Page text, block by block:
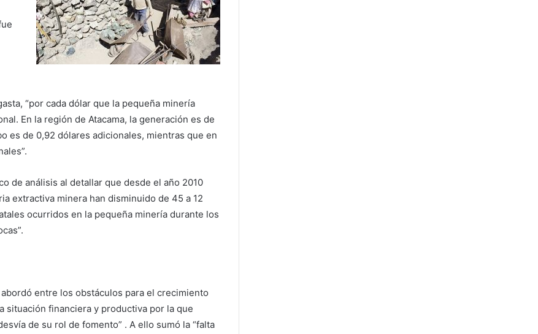
“por cada dólar que la pequeña minería
En la región de Atacama, la generación es de
es de 0,92 dólares adicionales, mientras que en
de análisis al detallar que desde el año 2010
extractiva minera han disminuido de 45 a 12
ocurridos en la pequeña minería durante los
entre los obstáculos para el crecimiento
situación financiera y productiva por la que
de su rol de fomento” . A ello sumó la “falta